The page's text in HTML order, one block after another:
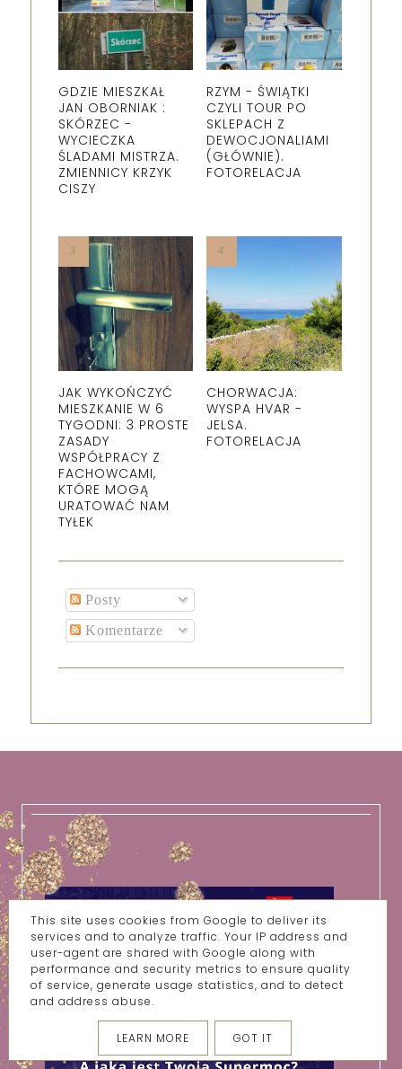
GDZIE MIESZKAŁ
JAN OBORNIAK :
SKÓRZEC -
WYCIECZKA
ŚLADAMI MISTRZA.
ZMIENNICY KRZYK
CISZY
RZYM - ŚWIĄTKI
CZYLI TOUR PO
SKLEPACH Z
DEWOCJONALIAMI
(GŁÓWNIE).
FOTORELACJA
JAK WYKOŃCZYĆ
MIESZKANIE W 6
TYGODNI: 3 PROSTE
ZASADY
WSPÓŁPRACY Z
FACHOWCAMI,
KTÓRE MOGĄ
URATOWAĆ NAM
TYŁEK
CHORWACJA:
WYSPA HVAR -
JELSA.
FOTORELACJA
Posty
Komentarze
This site uses cookies from Google to deliver its
services and to analyze traffic. Your IP address and
user-agent are shared with Google along with
performance and security metrics to ensure quality
of service, generate usage statistics, and to detect
and address abuse.
LEARN MORE GOT IT